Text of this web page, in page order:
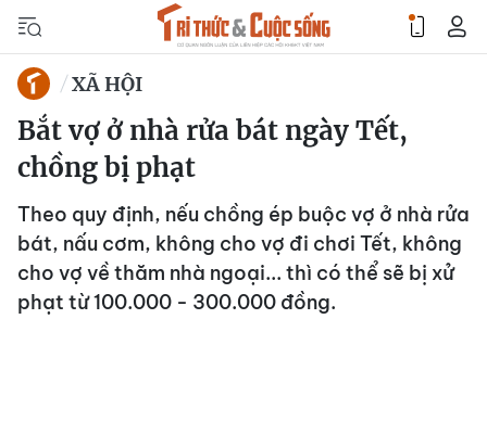
XÃ HỘI
Bắt vợ ở nhà rửa bát ngày Tết,
chồng bị phạt
Theo quy định, nếu chồng ép buộc vợ ở nhà rửa
bát, nấu cơm, không cho vợ đi chơi Tết, không
cho vợ về thăm nhà ngoại... thì có thể sẽ bị xử
phạt từ 100.000 - 300.000 đồng.